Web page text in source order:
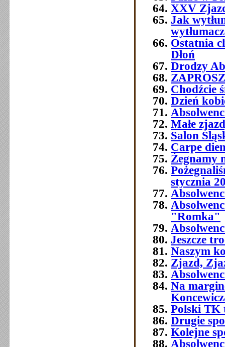
XXV
Jak
Ostatnia
Dłoń
Drodzy
Chodźcie
Dzień
Małe
Salon
Carpe
Żegnamy
stycznia
"Romka"
Jeszcze
Naszym
Zjazd,
Na
Polski TK
Drugie
Kolejne